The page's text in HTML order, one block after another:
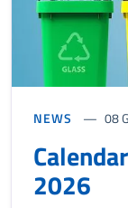
NEWS 08
2026